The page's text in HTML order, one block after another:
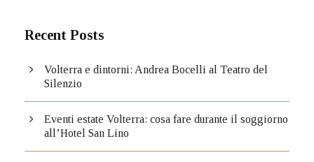
Recent Posts
Volterra e dintorni: Andrea Bocelli al Teatro del
Silenzio
Eventi estate Volterra: cosa fare durante il soggiorno
all’Hotel San Lino